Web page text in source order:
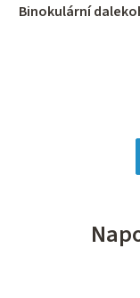
Binokulární